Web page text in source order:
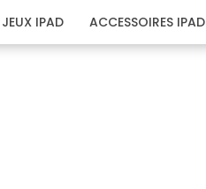
JEUX IPAD ACCESSOIRES IPAD